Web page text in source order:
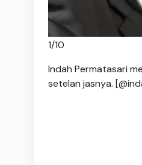
1/10
Indah Permatasari
setelan jasnya.